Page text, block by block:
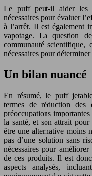
Le puff peut-il aider les
nécessaires pour évaluer
à l’arrêt. Il est également
vapotage. La question
communauté scientifique,
nécessaires pour
Un bilan nuancé
En résumé, le puff
termes de réduction des
préoccupations
la santé, et son attrait
être une alternative moins
pas d’une solution sans
nécessaires pour
de ces produits. Il est
aspects analysés,